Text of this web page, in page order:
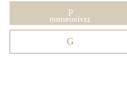
P
INDISPONÍVEL
G